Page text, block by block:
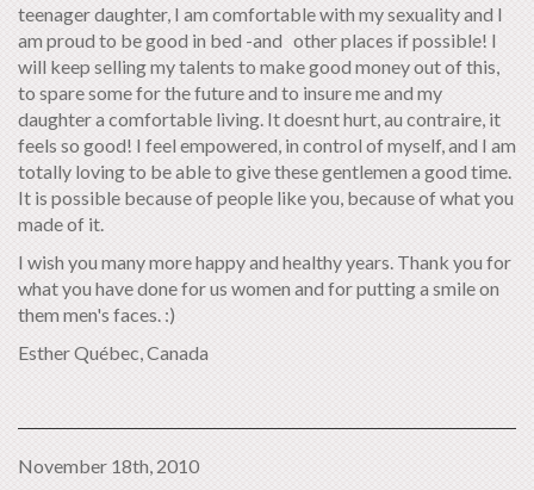
teenager daughter, I am comfortable with my sexuality and I
am proud to be good in bed -and other places if possible! I
will keep selling my talents to make good money out of this,
to spare some for the future and to insure me and my
daughter a comfortable living. It doesnt hurt, au contraire, it
feels so good! I feel empowered, in control of myself, and I am
totally loving to be able to give these gentlemen a good time.
It is possible because of people like you, because of what you
made of it.
I wish you many more happy and healthy years. Thank you for
what you have done for us women and for putting a smile on
them men's faces. :)
Esther Québec, Canada
November 18th, 2010